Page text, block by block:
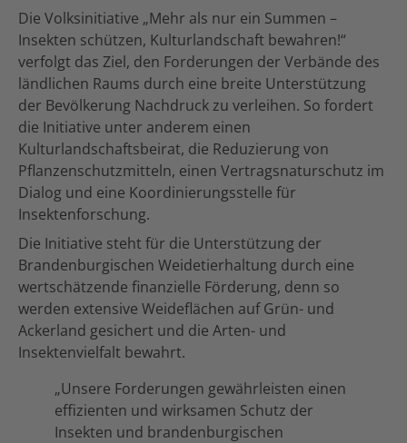
Die Volksinitiative „Mehr als nur ein Summen –
Insekten schützen, Kulturlandschaft bewahren!“
verfolgt das Ziel, den Forderungen der Verbände des
ländlichen Raums durch eine breite Unterstützung
der Bevölkerung Nachdruck zu verleihen. So fordert
die Initiative unter anderem einen
Kulturlandschaftsbeirat, die Reduzierung von
Pflanzenschutzmitteln, einen Vertragsnaturschutz im
Dialog und eine Koordinierungsstelle für
Insektenforschung.
Die Initiative steht für die Unterstützung der
Brandenburgischen Weidetierhaltung durch eine
wertschätzende finanzielle Förderung, denn so
werden extensive Weideflächen auf Grün- und
Ackerland gesichert und die Arten- und
Insektenvielfalt bewahrt.
„Unsere Forderungen gewährleisten einen
effizienten und wirksamen Schutz der
Insekten und brandenburgischen